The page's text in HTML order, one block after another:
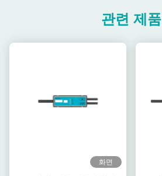
관련 제품
화면